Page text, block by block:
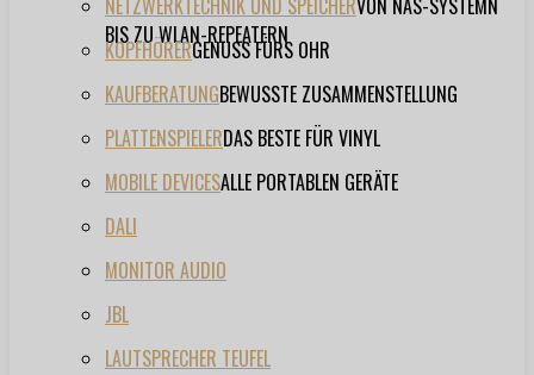
NETZWERKTECHNIK UND SPEICHERVON NAS-SYSTEMN
BIS ZU WLAN-REPEATERN
KOPFHÖRERGENUSS FÜRS OHR
KAUFBERATUNGBEWUSSTE ZUSAMMENSTELLUNG
PLATTENSPIELERDAS BESTE FÜR VINYL
MOBILE DEVICESALLE PORTABLEN GERÄTE
DALI
MONITOR AUDIO
JBL
LAUTSPRECHER TEUFEL